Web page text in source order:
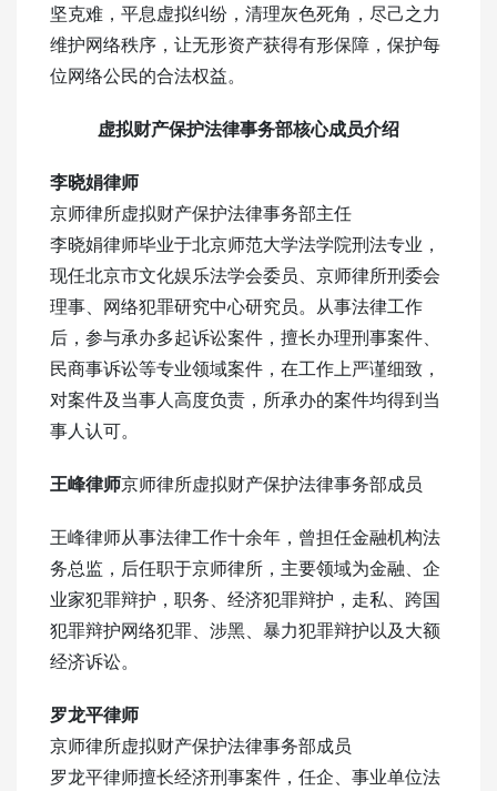
坚克难，平息虚拟纠纷，清理灰色死角，尽己之力
维护网络秩序，让无形资产获得有形保障，保护每
位网络公民的合法权益。
虚拟财产保护法律事务部核心成员介绍
李晓娟律师
京师律所虚拟财产保护法律事务部主任
李晓娟律师毕业于北京师范大学法学院刑法专业，
现任北京市文化娱乐法学会委员、京师律所刑委会
理事、网络犯罪研究中心研究员。从事法律工作
后，参与承办多起诉讼案件，擅长办理刑事案件、
民商事诉讼等专业领域案件，在工作上严谨细致，
对案件及当事人高度负责，所承办的案件均得到当
事人认可。
王峰律师京师律所虚拟财产保护法律事务部成员
王峰律师从事法律工作十余年，曾担任金融机构法
务总监，后任职于京师律所，主要领域为金融、企
业家犯罪辩护，职务、经济犯罪辩护，走私、跨国
犯罪辩护网络犯罪、涉黑、暴力犯罪辩护以及大额
经济诉讼。
罗龙平律师
京师律所虚拟财产保护法律事务部成员
罗龙平律师擅长经济刑事案件，任企、事业单位法